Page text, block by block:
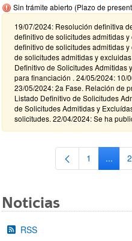
Sin trámite abierto (Plazo de
19/07/2024: Resolución definitiva
definitivo de solicitudes admitidas
definitivo de solicitudes admitidas
de solicitudes admitidas y
Definitivo de Solicitudes Admitidas
para financiación . 24/05/2024: 10/
23/05/2024: 2a Fase. Relación de
Listado Definitivo de Solicitudes
de Solicitudes Admitidas y
solicitudes. 22/04/2024: Se ha
Página
1 ...
Noticias
RSS